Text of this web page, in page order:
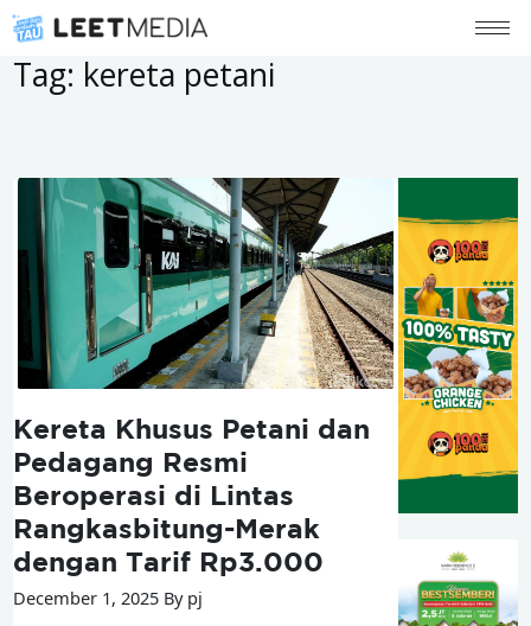
Tag: kereta petani
Kereta Khusus Petani dan
Pedagang Resmi
Beroperasi di Lintas
Rangkasbitung-Merak
dengan Tarif Rp3.000
December 1, 2025 By pj